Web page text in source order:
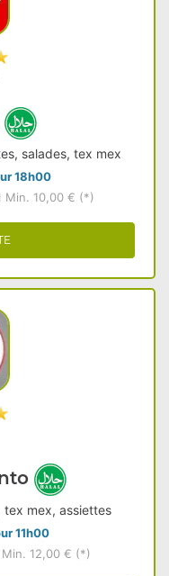
salades, tex mex
18h00
Min. 10,00 € (*)
tex mex, assiettes
11h00
Min. 12,00 € (*)